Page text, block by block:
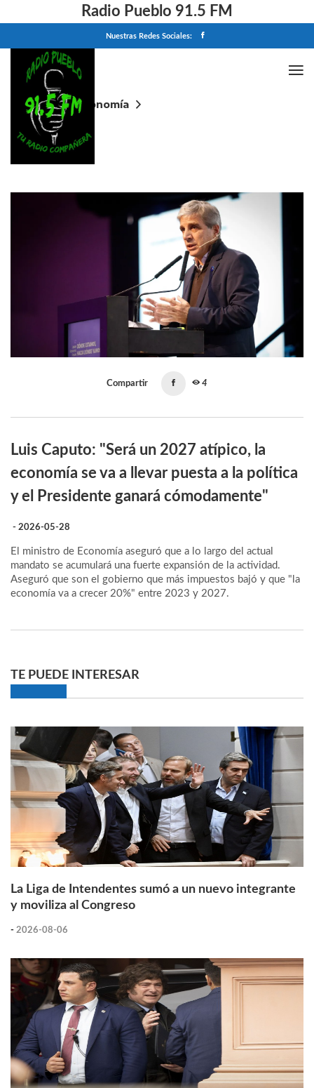
Radio Pueblo 91.5 FM
Nuestras Redes Sociales:
Home
Economía
Luis Caputo: "Será un 2027 atípico, la economía se
va a llevar puesta a la política y el Presidente ganará
cómodamente"
Compartir 4
Luis Caputo: "Será un 2027 atípico, la
economía se va a llevar puesta a la política
y el Presidente ganará cómodamente"
- 2026-05-28
El ministro de Economía aseguró que a lo largo del actual
mandato se acumulará una fuerte expansión de la actividad.
Aseguró que son el gobierno que más impuestos bajó y que "la
economía va a crecer 20%" entre 2023 y 2027.
TE PUEDE INTERESAR
La Liga de Intendentes sumó a un nuevo integrante
y moviliza al Congreso
- 2026-08-06